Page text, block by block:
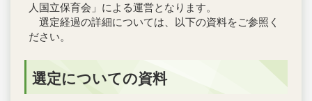
人国立保育会」による運営となります。
選定経過の詳細については、以下の資料をご参照く
ださい。
選定についての資料